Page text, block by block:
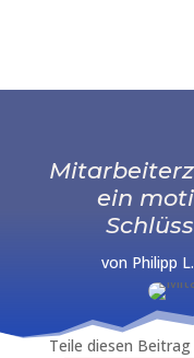
ein
von Philipp
Teile diesen